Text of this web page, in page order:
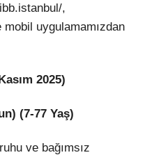
,
uygulamamızdan
2025)
(7-77 Yaş)
ve bağımsız